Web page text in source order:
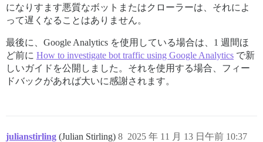
になりすます悪質なボットまたはクローラーは、それによ
って遅くなることはありません。
最後に、Google Analytics を使用している場合は、1 週間ほ
ど前に How to investigate bot traffic using Google Analytics で新
しいガイドを公開しました。それを使用する場合、フィー
ドバックがあれば大いに感謝されます。
julianstirling (Julian Stirling) 2025 年 11 月 13 日午前 10:37
8